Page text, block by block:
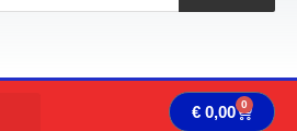
€ 0,00 0